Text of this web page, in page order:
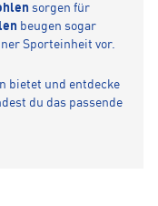
sorgen für
beugen sogar
Sporteinheit vor.
bietet und entdecke
du das passende